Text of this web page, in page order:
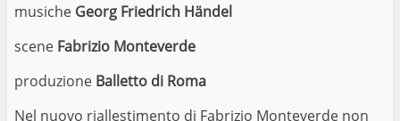
musiche Georg Friedrich Händel
scene Fabrizio Monteverde
produzione Balletto di Roma
Nel nuovo riallestimento di Fabrizio Monteverde non